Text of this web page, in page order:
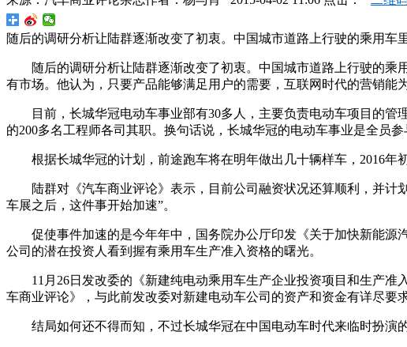
随后的调研分析让陆群逐渐改变了初衷。中国城市道路上行驶的乘用
随后的调研分析让陆群逐渐改变了初衷。中国城市道路上行驶的
有市场。他认为，只要产品能够满足用户的需要，互联网时代的营销能
目前，长城华冠电动车事业部有30多人，主要负责电动车项目的
的200多名工程师各司其职。换句话说，长城华冠的电动车事业是全员参
根据长城华冠的计划，前途跑车将在明年做出几十辆样车，2016年
陆群对《汽车商业评论》表示，目前公司融资状况还算顺利，并计
车展之后，这件事开始加速”。
促使事件加速的是今年年中，国务院办公厅印发《关于加快新能
公司的潜在投资人看到握有乘用车生产准入资格的曙光。
11月26日发改委的《新建纯电动乘用车生产企业投资项目和生产
车商业评论》，与此前发改委对新建电动车公司的资产和资金有详尽要
结局如何还不得而知，不过长城华冠在中国电动车时代来临时扮演